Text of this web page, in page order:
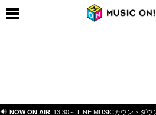
NOW ON AIR 13:30～ LINE MUSICカウントダウ